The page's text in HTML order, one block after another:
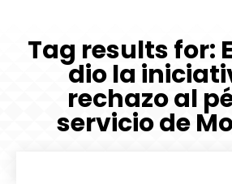
Tag results for:
dio la
rechazo al
servicio de